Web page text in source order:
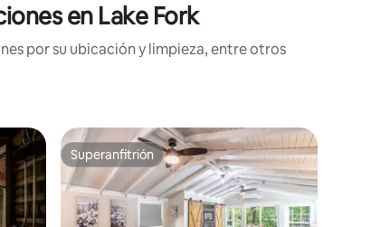
en Lake Fork
por su ubicación y limpieza, entre otros
Superanfitrión
Superanfitrión